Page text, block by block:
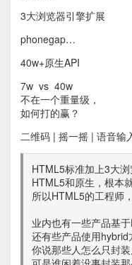
3大浏览器引擎扩展
phonegap…
40w+原生API
7w vs 40w
不在一个重量级，
如何打的赢？
二维码 | 摇一摇 | 语音输
HTML5标准加上3大
HTML5和原生，根本
所以HTML5的工程师
业内也有一些产品基
还有些产品使用hybrid
你说那些人怎么只封